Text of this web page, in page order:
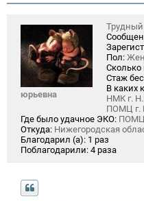
юрьевна
Трудный
Пол:
Стаж
В каких
НМК г.
ПОМЦ г.
Где было удачное ЭКО: ПОМЦ
Откуда: Нижегородская
Благодарил (а): 1 раз
Поблагодарили: 4 раза